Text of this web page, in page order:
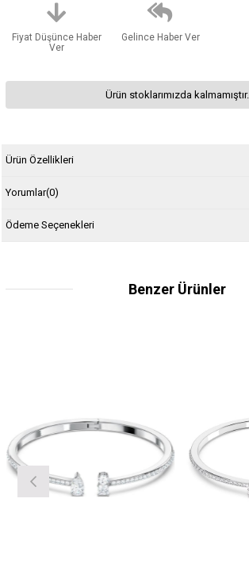
Fiyat Düşünce Haber
Ver
Gelince Haber Ver
Ürün stoklarımızda kalmamıştır.
Ürün Özellikleri
Yorumlar(0)
Ödeme Seçenekleri
Benzer Ürünler